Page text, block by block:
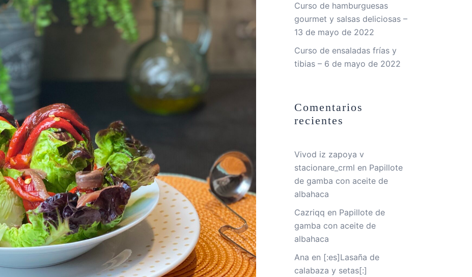
Curso de hamburguesas
gourmet y salsas deliciosas –
13 de mayo de 2022
Curso de ensaladas frías y
tibias – 6 de mayo de 2022
Comentarios
recientes
Vivod iz zapoya v
stacionare_crml en Papillote
de gamba con aceite de
albahaca
Cazriqq en Papillote de
gamba con aceite de
albahaca
Ana en [:es]Lasaña de
calabaza y setas[:]